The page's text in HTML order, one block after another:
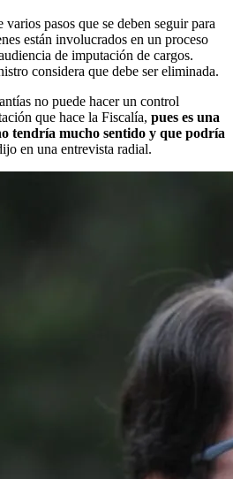
pasos que se deben seguir para
están involucrados en un proceso
de imputación de cargos.
considera que debe ser eliminada.
no puede hacer un control
que hace la Fiscalía, pues es una
tendría mucho sentido y que podría
en una entrevista radial.